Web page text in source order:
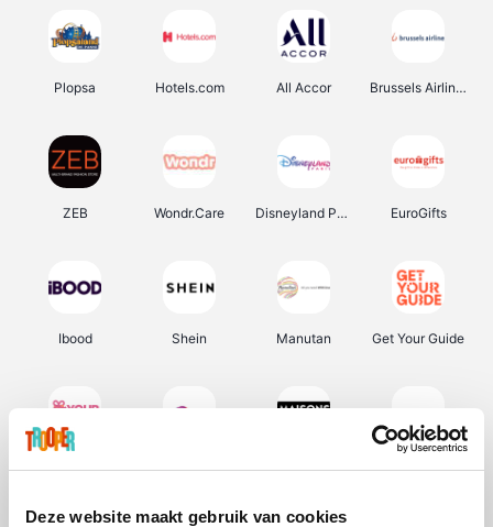
Deze website maakt gebruik van cookies
Plopsa Hotels.com All Accor Brussels Airlines
ZEB Wondr.Care Disneyland Paris EuroGifts
Ibood Shein Manutan Get Your Guide